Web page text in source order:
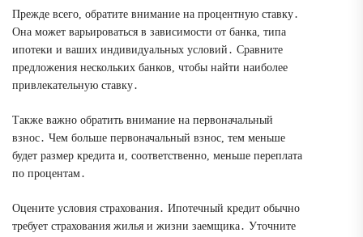
Прежде всего, обратите внимание на процентную ставку․
Она может варьироваться в зависимости от банка, типа
ипотеки и ваших индивидуальных условий․ Сравните
предложения нескольких банков, чтобы найти наиболее
привлекательную ставку․
Также важно обратить внимание на первоначальный
взнос․ Чем больше первоначальный взнос, тем меньше
будет размер кредита и, соответственно, меньше переплата
по процентам․
Оцените условия страхования․ Ипотечный кредит обычно
требует страхования жилья и жизни заемщика․ Уточните